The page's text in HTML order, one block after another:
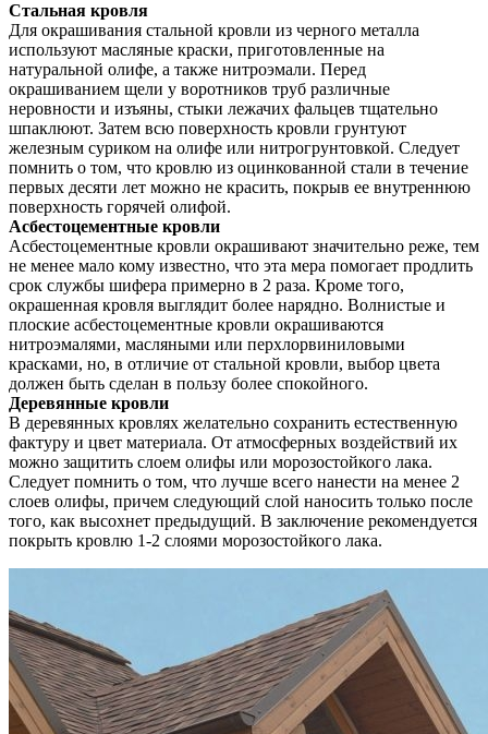
Стальная кровля
Для окрашивания стальной кровли из черного металла
используют масляные краски, приготовленные на
натуральной олифе, а также нитроэмали. Перед
окрашиванием щели у воротников труб различные
неровности и изъяны, стыки лежачих фальцев тщательно
шпаклюют. Затем всю поверхность кровли грунтуют
железным суриком на олифе или нитрогрунтовкой. Следует
помнить о том, что кровлю из оцинкованной стали в течение
первых десяти лет можно не красить, покрыв ее внутреннюю
поверхность горячей олифой.
Асбестоцементные кровли
Асбестоцементные кровли окрашивают значительно реже, тем
не менее мало кому известно, что эта мера помогает продлить
срок службы шифера примерно в 2 раза. Кроме того,
окрашенная кровля выглядит более нарядно. Волнистые и
плоские асбестоцементные кровли окрашиваются
нитроэмалями, масляными или перхлорвиниловыми
красками, но, в отличие от стальной кровли, выбор цвета
должен быть сделан в пользу более спокойного.
Деревянные кровли
В деревянных кровлях желательно сохранить естественную
фактуру и цвет материала. От атмосферных воздействий их
можно защитить слоем олифы или морозостойкого лака.
Следует помнить о том, что лучше всего нанести на менее 2
слоев олифы, причем следующий слой наносить только после
того, как высохнет предыдущий. В заключение рекомендуется
покрыть кровлю 1-2 слоями морозостойкого лака.